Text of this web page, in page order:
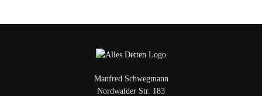
Manfred Schwegmann
Nordwalder Str. 183